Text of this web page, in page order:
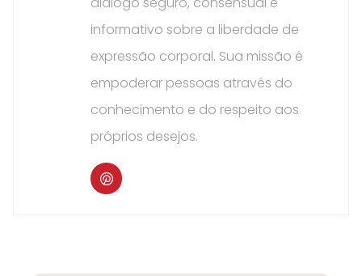
informativo sobre a liberdade de
expressão corporal. Sua missão é
empoderar pessoas através do
conhecimento e do respeito aos
próprios desejos.